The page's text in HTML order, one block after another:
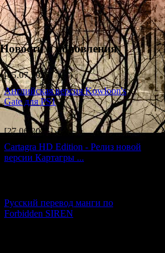
Новости и обновления
[05.07.2026] (11)
Английская версия Kowloon's
Gate для PS1
[27.06.2026] (4)
Cartagra HD Edition - Релиз новой
версии Картагры ...
Русский перевод манги по
Forbidden SIREN